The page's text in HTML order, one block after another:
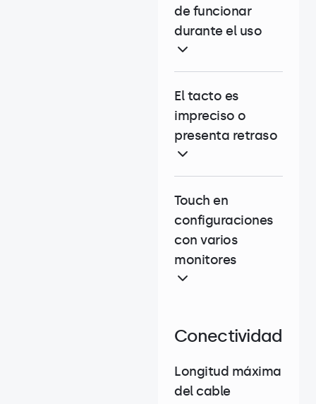
de funcionar
durante el uso
El tacto es
impreciso o
presenta retraso
Touch en
configuraciones
con varios
monitores
Conectividad
Longitud máxima
del cable